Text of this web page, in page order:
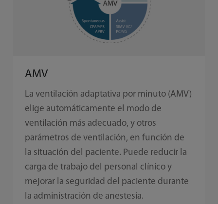
AMV
La ventilación adaptativa por minuto (AMV)
elige automáticamente el modo de
ventilación más adecuado, y otros
parámetros de ventilación, en función de
la situación del paciente. Puede reducir la
carga de trabajo del personal clínico y
mejorar la seguridad del paciente durante
la administración de anestesia.